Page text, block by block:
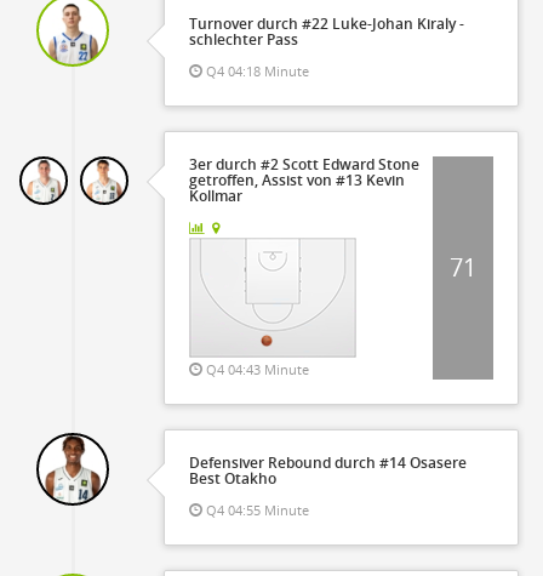
Turnover durch #22 Luke-Johan Kiraly -
schlechter Pass
Q4 04:18 Minute
3er durch #2 Scott Edward Stone
getroffen, Assist von #13 Kevin
Kollmar
Q4 04:43 Minute
71
Defensiver Rebound durch #14 Osasere
Best Otakho
Q4 04:55 Minute